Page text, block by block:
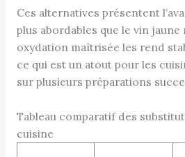
Ces alternatives présentent
plus abordables que le vin jaune
oxydation maîtrisée les rend
ce qui est un atout pour les
sur plusieurs préparations
Tableau comparatif des
cuisine